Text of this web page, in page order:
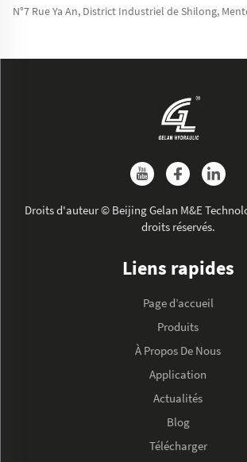
N°7 Rue Ya An, District Industriel de Shilong,
Droits d'auteur © Beijing Gelan M&E
droits réservés.
Liens rapides
Page d’accueil
Produits
À Propos De Nous
Application
Actualités
Blog
Télécharger